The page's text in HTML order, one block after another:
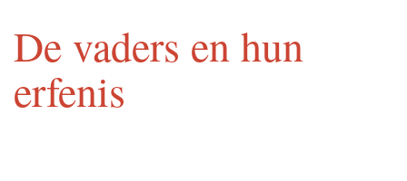
De vaders en hun
erfenis